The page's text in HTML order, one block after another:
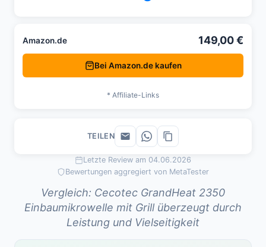
Letzte Review am 04.06.2026
Bewertungen aggregiert von MetaTester
Vergleich: Cecotec GrandHeat 2350
Einbaumikrowelle mit Grill überzeugt durch
Leistung und Vielseitigkeit
Amazon.de 149,00 €
Bei Amazon.de kaufen
* Affiliate-Links
TEILEN